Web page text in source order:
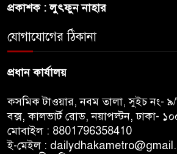
প্রকাশক : লুৎফুন নাহার
যোগাযোগের ঠিকানা
প্রধান কার্যালয়
কসমিক টাওয়ার, নবম তালা, সুইচ নং-
বক্স, কালভার্ট রোড, নয়াপল্টন, ঢাকা-
মোবাইল : 8801796358410
ই-মেইল :